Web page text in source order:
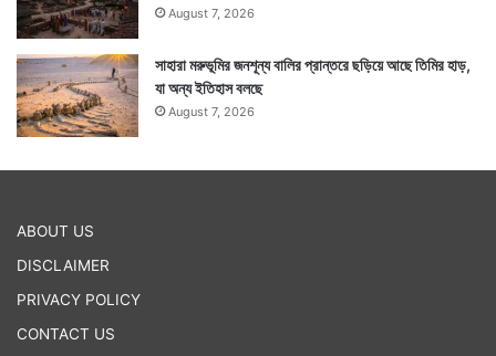
August 7, 2026
সাহারা মরুভূমির জনশূন্য বালির প্রান্তরে ছড়িয়ে আছে তিমির হাড়,
যা অন্য ইতিহাস বলছে
August 7, 2026
ABOUT US
DISCLAIMER
PRIVACY POLICY
CONTACT US